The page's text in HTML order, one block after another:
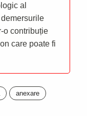
al
o contribuție
care poate fi
anexare